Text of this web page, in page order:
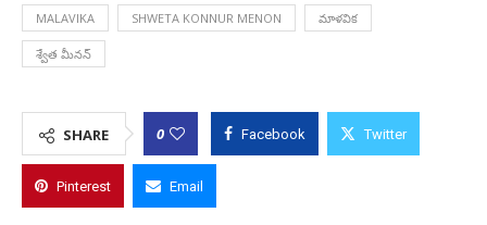
MALAVIKA SHWETA KONNUR MENON మాళవిక
శ్వేత మీనన్
SHARE 0 Facebook Twitter
Pinterest Email